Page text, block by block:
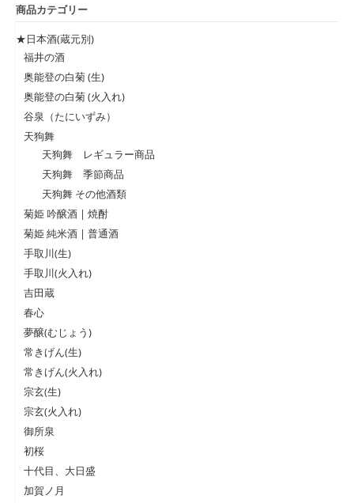
商品カテゴリー
★日本酒(蔵元別)
福井の酒
奥能登の白菊 (生)
奥能登の白菊 (火入れ)
谷泉（たにいずみ）
天狗舞
天狗舞 レギュラー商品
天狗舞 季節商品
天狗舞 その他酒類
菊姫 吟醸酒 | 焼酎
菊姫 純米酒 | 普通酒
手取川(生)
手取川(火入れ)
吉田蔵
春心
夢醸(むじょう)
常きげん(生)
常きげん(火入れ)
宗玄(生)
宗玄(火入れ)
御所泉
初桜
十代目、大日盛
加賀ノ月